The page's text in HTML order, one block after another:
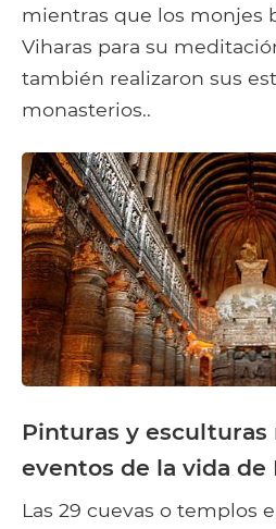
mientras que los monjes
Viharas para su
también realizaron sus
monasterios..
Pinturas y esculturas
eventos de la vida de
Las 29 cuevas o templos